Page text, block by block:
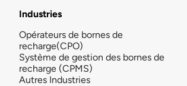
Industries
Opérateurs de bornes de
recharge(CPO)
Système de gestion des bornes de
recharge (CPMS)
Autres Industries